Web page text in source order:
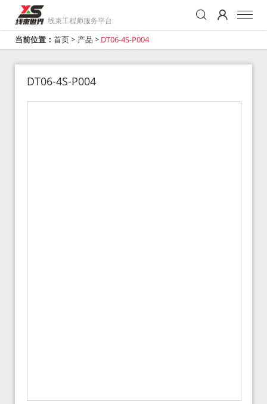
线束工程师服务平台
当前位置： 首页> 产品 > DT06-4S-P004
DT06-4S-P004